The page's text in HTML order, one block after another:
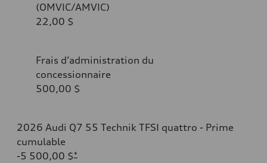
(OMVIC/AMVIC)
22,00 $
Frais d’administration du
concessionnaire
500,00 $
2026 Audi Q7 55 Technik TFSI quattro - Prime
cumulable
-5 500,00 $*